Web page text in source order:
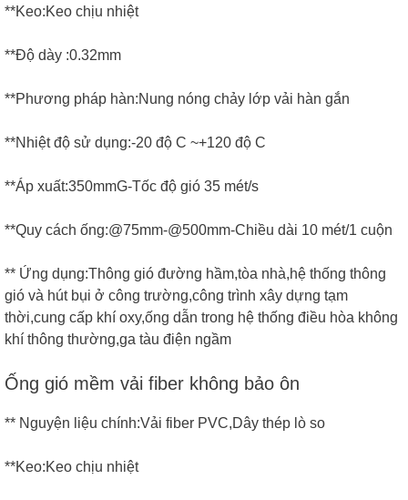
**Keo:Keo chịu nhiệt
**Độ dày :0.32mm
**Phương pháp hàn:Nung nóng chảy lớp vải hàn gắn
**Nhiệt độ sử dụng:-20 độ C ~+120 độ C
**Áp xuất:350mmG-Tốc độ gió 35 mét/s
**Quy cách ống:@75mm-@500mm-Chiều dài 10 mét/1 cuộn
** Ứng dụng:Thông gió đường hầm,tòa nhà,hệ thống thông
gió và hút bụi ở công trường,công trình xây dựng tạm
thời,cung cấp khí oxy,ống dẫn trong hệ thống điều hòa không
khí thông thường,ga tàu điện ngầm
Ống gió mềm vải fiber không bảo ôn
** Nguyện liệu chính:Vải fiber PVC,Dây thép lò so
**Keo:Keo chịu nhiệt